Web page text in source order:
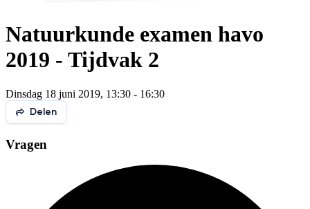
Natuurkunde examen havo
2019 - Tijdvak 2
Dinsdag 18 juni 2019, 13:30 - 16:30
Delen
Vragen